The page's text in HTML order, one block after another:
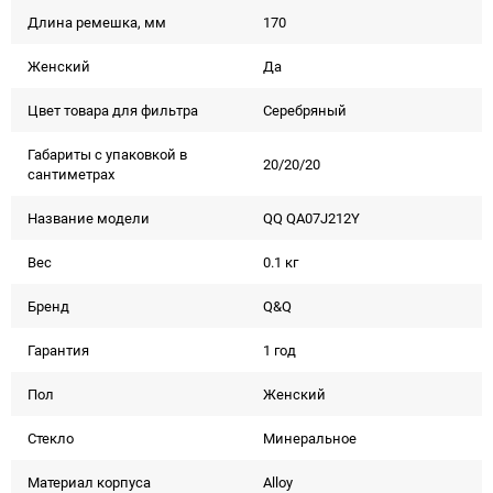
Длина ремешка, мм 170
Женский Да
Цвет товара для фильтра Серебряный
Габариты с упаковкой в
сантиметрах
20/20/20
Название модели QQ QA07J212Y
Вес 0.1 кг
Бренд Q&Q
Гарантия 1 год
Пол Женский
Стекло Минеральное
Материал корпуса Alloy